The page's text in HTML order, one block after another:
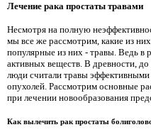
Лечение рака простаты травами
Несмотря на полную
мы все же рассмотрим, какие из
популярные из них - травы. Ведь в
активных веществ. В древности,
люди считали травы эффективными
опухолей. Рассмотрим основные
при лечении новообразования
Как вылечить рак простаты